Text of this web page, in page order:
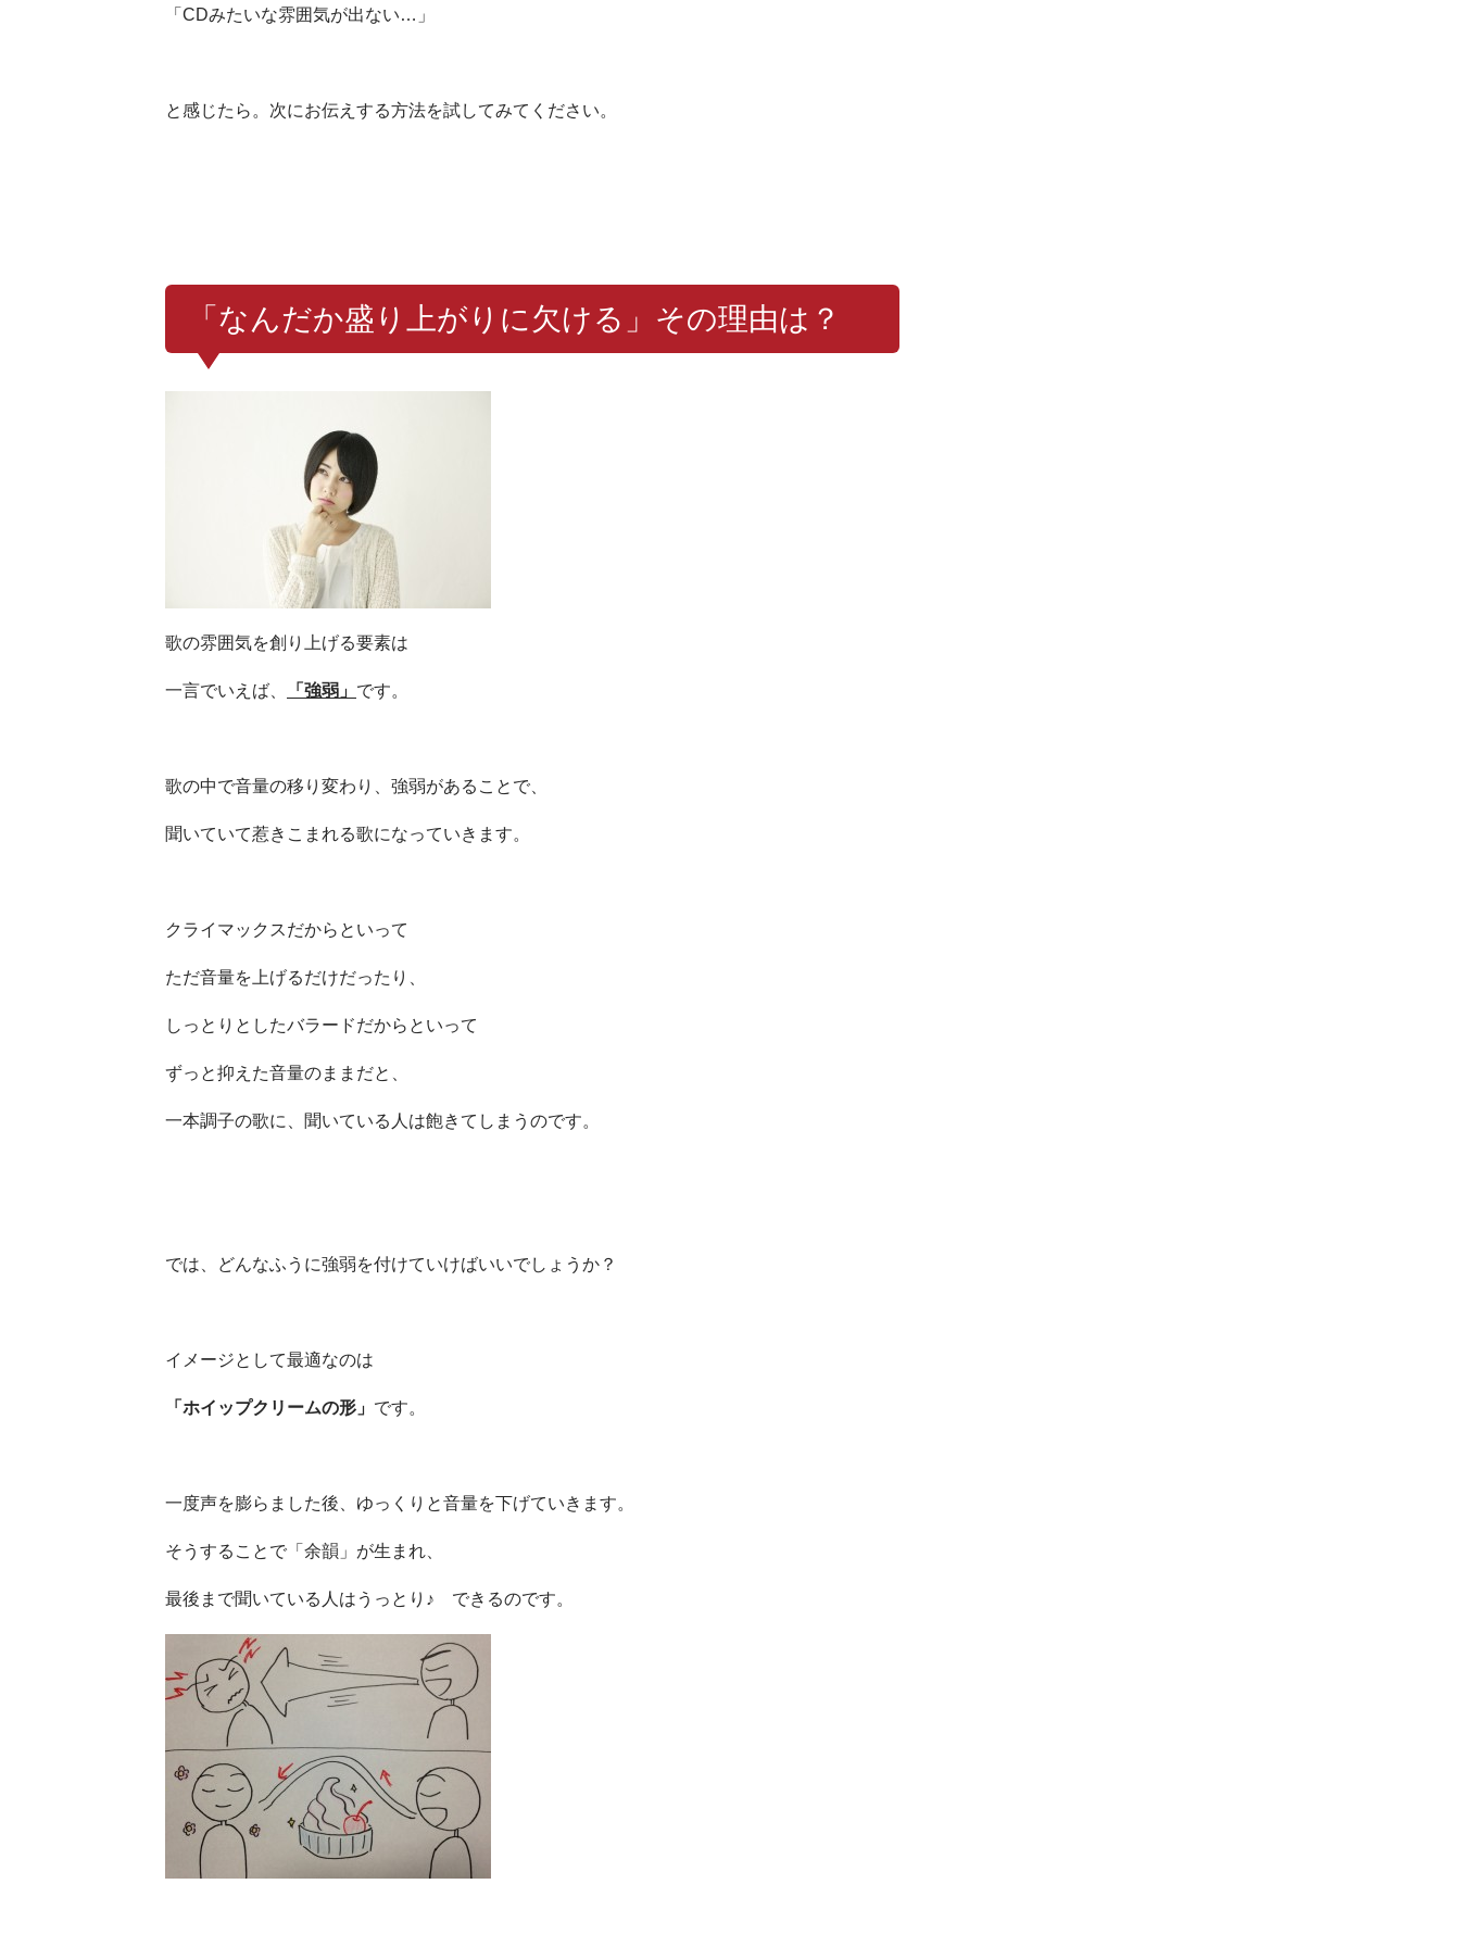
「CDみたいな雰囲気が出ない…」
と感じたら。次にお伝えする方法を試してみてください。
「なんだか盛り上がりに欠ける」その理由は？
歌の雰囲気を創り上げる要素は
一言でいえば、 「強弱」 です。
歌の中で音量の移り変わり、強弱があることで、
聞いていて惹きこまれる歌になっていきます。
クライマックスだからといって
ただ音量を上げるだけだったり、
しっとりとしたバラードだからといって
ずっと抑えた音量のままだと、
一本調子の歌に、聞いている人は飽きてしまうのです。
では、どんなふうに強弱を付けていけばいいでしょうか？
イメージとして最適なのは
「ホイップクリームの形」 です。
一度声を膨らました後、ゆっくりと音量を下げていきます。
そうすることで「余韻」が生まれ、
最後まで聞いている人はうっとり♪ できるのです。